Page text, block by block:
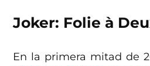
Joker: Folie à
En la primera mitad de